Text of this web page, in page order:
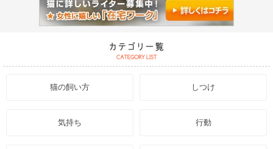
猫の飼い方 しつけ
気持ち 行動